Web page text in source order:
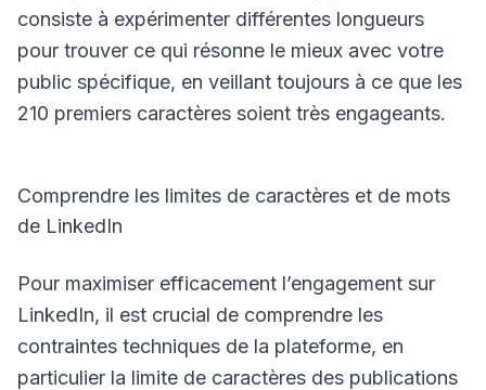
consiste à expérimenter différentes longueurs
pour trouver ce qui résonne le mieux avec votre
public spécifique, en veillant toujours à ce que les
210 premiers caractères soient très engageants.
Comprendre les limites de caractères et de mots
de LinkedIn
Pour maximiser efficacement l’engagement sur
LinkedIn, il est crucial de comprendre les
contraintes techniques de la plateforme, en
particulier la limite de caractères des publications